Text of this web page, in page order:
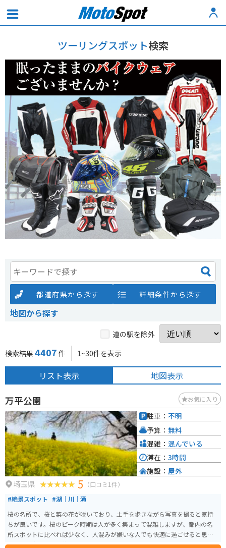
ツーリングスポット検索
都道府県から探す 詳細条件から探す
地図から探す
道の駅を除外
検索結果 4407 件 1~30件を表示
リスト表示 地図表示
万平公園 お気に入り
埼玉県 5 （口コミ1件）
#絶景スポット #湖｜川｜滝
桜の名所で、桜と菜の花が咲いており、土手を歩きながら写真を撮ると気持
ちが良いです。桜のピーク時期は人が多く集まって混雑しますが、都内の名
所スポットに比べれば少なく、人混みが嫌いな人でも快適に過ごせると思い
ます。関東近郊でお花見をしにいくならオススメです！
駐車： 不明
予算： 無料
混雑： 混んでいる
滞在： 3時間
施設： 屋外